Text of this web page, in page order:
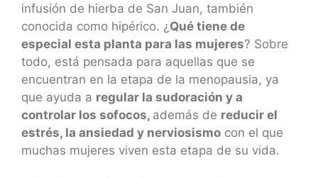
infusión de hierba de San Juan, también
conocida como hipérico. ¿ Qué tiene de
especial esta planta para las mujeres? Sobre
todo, está pensada para aquellas que se
encuentran en la etapa de la menopausia, ya
que ayuda a regular la sudoración y a
controlar los sofocos, además de reducir el
estrés, la ansiedad y nerviosismo con el que
muchas mujeres viven esta etapa de su vida.